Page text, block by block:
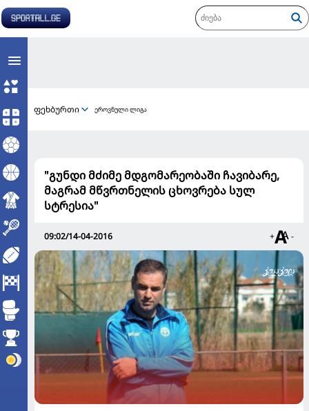
ფეხბურთი ეროვნული ლიგა
"გუნდი მძიმე მდგომარეობაში ჩავიბარე,
მაგრამ მწვრთნელის ცხოვრება სულ
სტრესია"
09:02/14-04-2016 + -